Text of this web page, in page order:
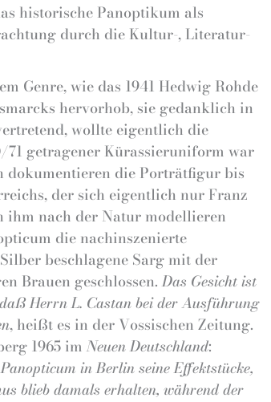
historische Panoptikum als
durch die Kultur-, Literatur-
Genre, wie das 1941 Hedwig Rohde
hervorhob, sie gedanklich in
wollte eigentlich die
getragener Kürassieruniform war
dokumentieren die Porträtfigur bis
der sich eigentlich nur Franz
ihm nach der Natur modellieren
die nachinszenierte
beschlagene Sarg mit der
Brauen geschlossen.Das Gesicht ist
Herrn L. Castan bei der Ausführung
, heißt es in der Vossischen Zeitung.
1965 imNeuen Deutschland:
in Berlin seine Effektstücke,
blieb damals erhalten, während der